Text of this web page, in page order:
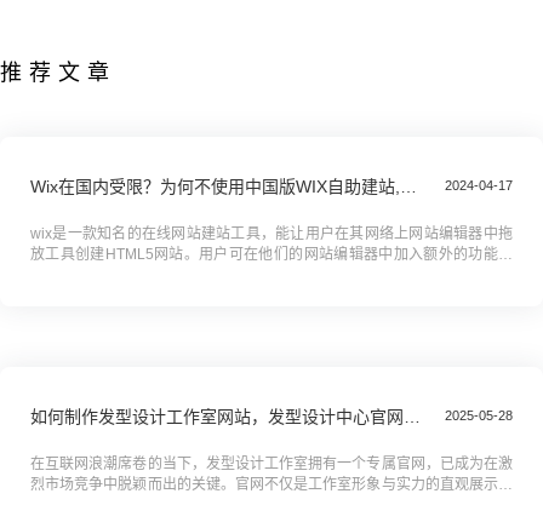
推荐文章
2024-04-17
wix是一款知名的在线网站建站工具，能让用户在其网络上网站编辑器中拖
放工具创建HTML5网站。用户可在他们的网站编辑器中加入额外的功能，
2025-05-28
在互联网浪潮席卷的当下，发型设计工作室拥有一个专属官网，已成为在激
烈市场竞争中脱颖而出的关键。官网不仅是工作室形象与实力的直观展示窗